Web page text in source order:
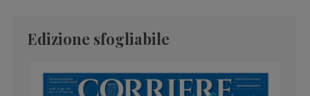
Edizione sfogliabile